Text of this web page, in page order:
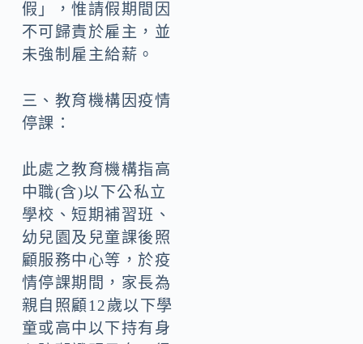
假」，惟請假期間因
不可歸責於雇主，並
未強制雇主給薪。
三、教育機構因疫情
停課：
此處之教育機構指高
中職(含)以下公私立
學校、短期補習班、
幼兒園及兒童課後照
顧服務中心等，於疫
情停課期間，家長為
親自照顧12歲以下學
童或高中以下持有身